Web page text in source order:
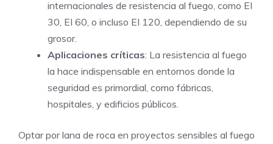
internacionales de resistencia al fuego, como EI
30, EI 60, o incluso EI 120, dependiendo de su
grosor.
Aplicaciones críticas: La resistencia al fuego
la hace indispensable en entornos donde la
seguridad es primordial, como fábricas,
hospitales, y edificios públicos.
Optar por lana de roca en proyectos sensibles al fuego